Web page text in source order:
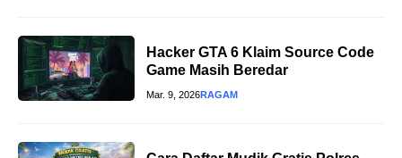
Hacker GTA 6 Klaim Source Code
Game Masih Beredar
Mar. 9, 2026RAGAM